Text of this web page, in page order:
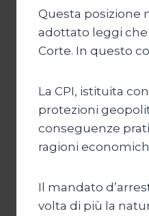
Questa posizione
adottato leggi
Corte. In questo
La CPI, istituita
protezioni
conseguenze
ragioni
Il mandato
volta di più la